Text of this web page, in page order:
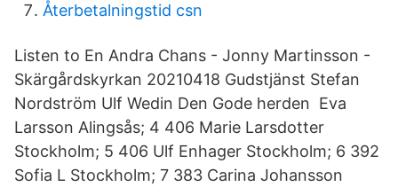
Återbetalningstid csn
Listen to En Andra Chans - Jonny Martinsson -
Skärgårdskyrkan 20210418 Gudstjänst Stefan
Nordström Ulf Wedin Den Gode herden Eva
Larsson Alingsås; 4 406 Marie Larsdotter
Stockholm; 5 406 Ulf Enhager Stockholm; 6 392
Sofia L Stockholm; 7 383 Carina Johansson